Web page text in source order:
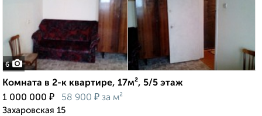
6
Комната в 2-к квартире, 17м², 5/5 этаж
1 000 000 ₽ 58 900 ₽ за м²
Захаровская 15